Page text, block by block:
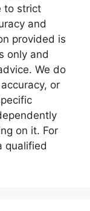
to strict
and
provided is
only and
We do
or
on it. For
qualified